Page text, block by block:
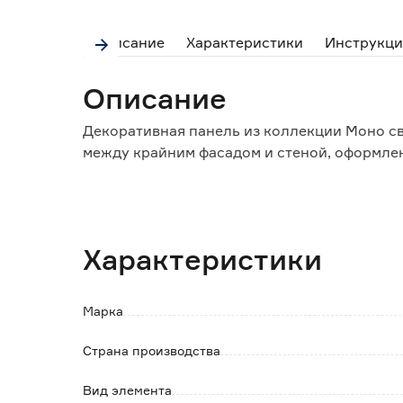
Описание Характеристики
Описание
Декоративная панель из коллекции Моно
между крайним фасадом и стеной,
Устанавливается на саморезы (в комплект
Обратите внимание:
содержащем абразивов и агрессивных
незначительно отличаться от реального.
Характеристики
Марка
Страна производства
Вид элемента